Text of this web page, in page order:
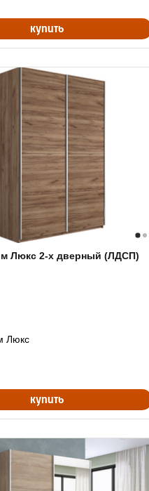
купить
Люкс 2-х дверный (ЛДСП)
купить
Люкс